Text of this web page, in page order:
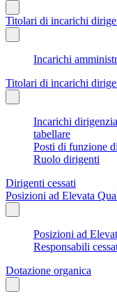
Titolari di incarichi
Incarichi
Titolari di incarichi
Incarichi
tabellare
Posti di funzione
Ruolo dirigenti
Dirigenti cessati
Posizioni ad Elevata
Posizioni ad
Responsabili
Dotazione organica